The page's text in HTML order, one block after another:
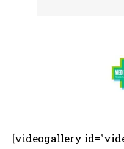
[videogallery